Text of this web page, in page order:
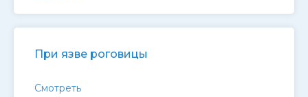
При язве роговицы
Смотреть